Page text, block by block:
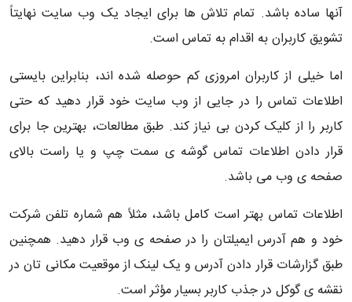
آنها ساده باشد. تمام تلاش ها برای ایجاد یک وب سایت نهایتاً
تشویق کاربران به اقدام به تماس است.
اما خیلی از کاربران امروزی کم حوصله شده اند، بنابراین بایستی
اطلاعات تماس را در جایی از وب سایت خود قرار دهید که حتی
کاربر را از کلیک کردن بی نیاز کند. طبق مطالعات، بهترین جا برای
قرار دادن اطلاعات تماس گوشه ی سمت چپ و یا راست بالای
صفحه ی وب می باشد.
اطلاعات تماس بهتر است کامل باشد، مثلاً هم شماره تلفن شرکت
خود و هم آدرس ایمیلتان را در صفحه ی وب قرار دهید. همچنین
طبق گزارشات قرار دادن آدرس و یک لینک از موقعیت مکانی تان در
نقشه ی گوکل در جذب کاربر بسیار مؤثر است.